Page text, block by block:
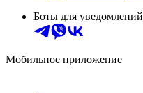
Боты для уведомлений
Мобильное приложение